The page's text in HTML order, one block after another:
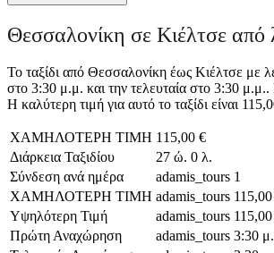
Θεσσαλονίκη σε Κιέλτσε από
Το ταξίδι από Θεσσαλονίκη έως Κιέλτσε με
στο 3:30 μ.μ. και την τελευταία στο 3:30
Η καλύτερη τιμή για αυτό το ταξίδι είναι
ΧΑΜΗΛΟΤΕΡΗ ΤΙΜΗ 115,00 €
Διάρκεια Ταξιδίου
27 ώ. 0 λ.
Σύνδεση ανά ημέρα
adamis_tours 1
ΧΑΜΗΛΟΤΕΡΗ ΤΙΜΗ adamis_tours
Υψηλότερη Τιμή
adamis_tours
Πρώτη Αναχώρηση
adamis_tours 3:30